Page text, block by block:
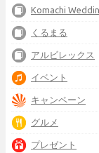
Komachi
くるまる
アルビレックス
イベント
キャンペーン
グルメ
プレゼント